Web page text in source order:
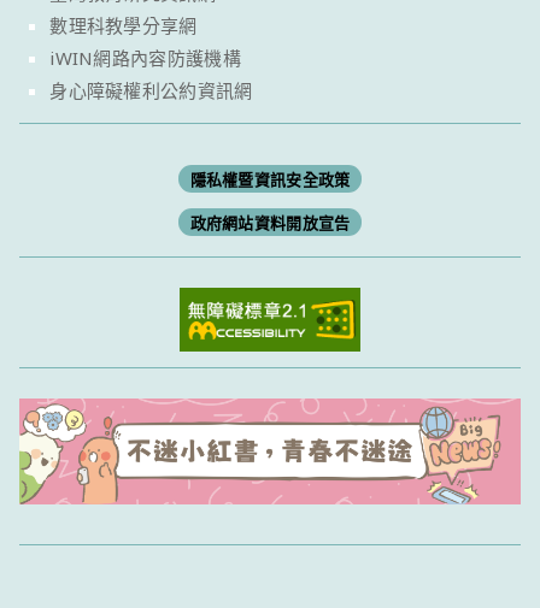
數理科教學分享網
iWIN網路內容防護機構
身心障礙權利公約資訊網
隱私權暨資訊安全政策
政府網站資料開放宣告